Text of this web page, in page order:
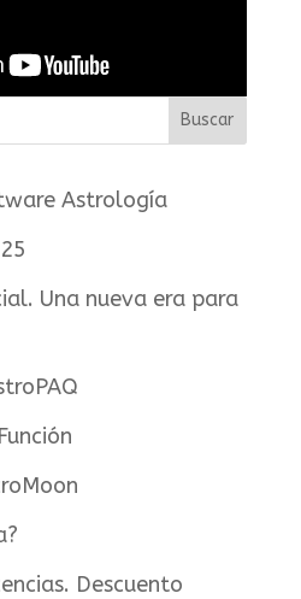
Astrología
Una nueva era para
Descuento